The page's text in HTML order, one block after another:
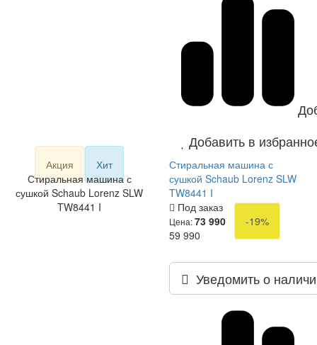
Добавить в
Акция
Хит
Стиральная машина с
сушкой Schaub Lorenz SLW
TW8441 I
Стиральная машина с
сушкой Schaub Lorenz SLW
TW8441 I
Под заказ
Цена:73 990
-19%
59 990
Уведомить о